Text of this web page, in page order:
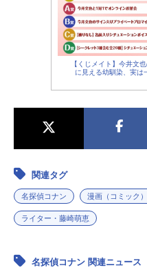
【くじメイト】今井文
に見える幼馴染、実は
関連タグ
名探偵コナン 漫画（コミック）
ライター・藤崎萌恵
名探偵コナン 関連ニュース